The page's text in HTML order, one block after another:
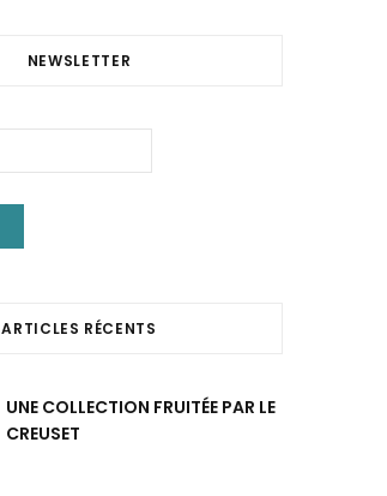
NEWSLETTER
ARTICLES RÉCENTS
UNE COLLECTION FRUITÉE PAR LE
CREUSET